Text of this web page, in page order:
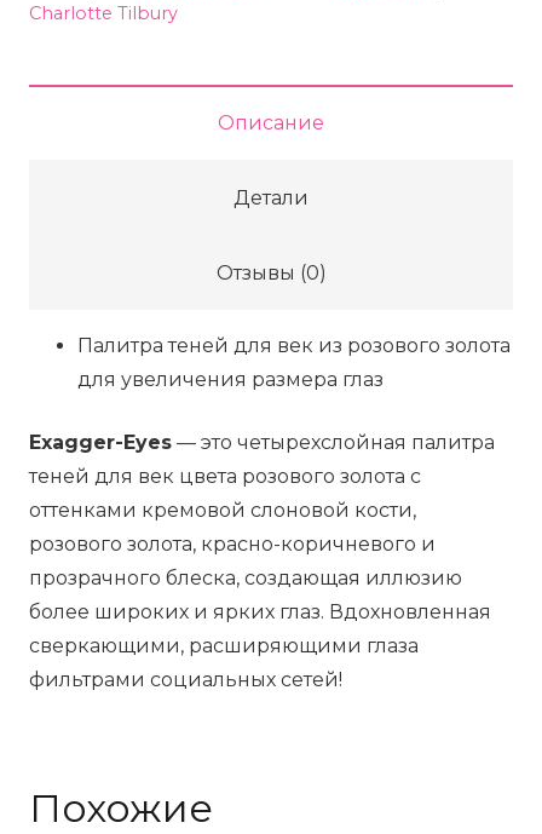
век
Tilbury
Charlotte Tilbury
Описание
Детали
Отзывы (0)
Палитра теней для век из розового золота
для увеличения размера глаз
Exagger-Eyes — это четырехслойная палитра
теней для век цвета розового золота с
оттенками кремовой слоновой кости,
розового золота, красно-коричневого и
прозрачного блеска, создающая иллюзию
более широких и ярких глаз. Вдохновленная
сверкающими, расширяющими глаза
фильтрами социальных сетей!
Похожие